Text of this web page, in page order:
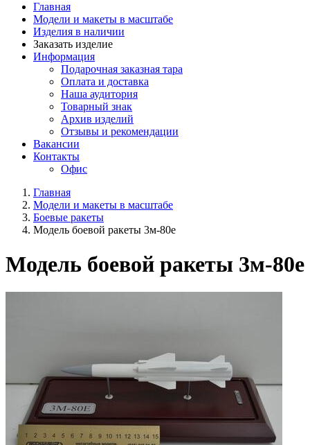
Главная
Модели и макеты в масштабе
Изделия в наличии
Заказать изделие
Информация
Подарочная заказная тара
Оплата и доставка
Наша аудитория
Товарный знак
Архив изделий
Отзывы и рекомендации
Вакансии
Контакты
Офис
Главная
Модели и макеты в масштабе
Боевые ракеты
Модель боевой ракеты 3м-80е
Модель боевой ракеты 3м-80е